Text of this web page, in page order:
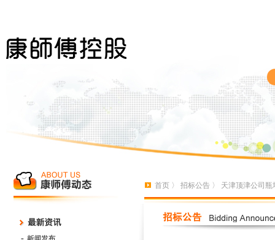
首页 〉 招标公告 〉 天津顶津公司